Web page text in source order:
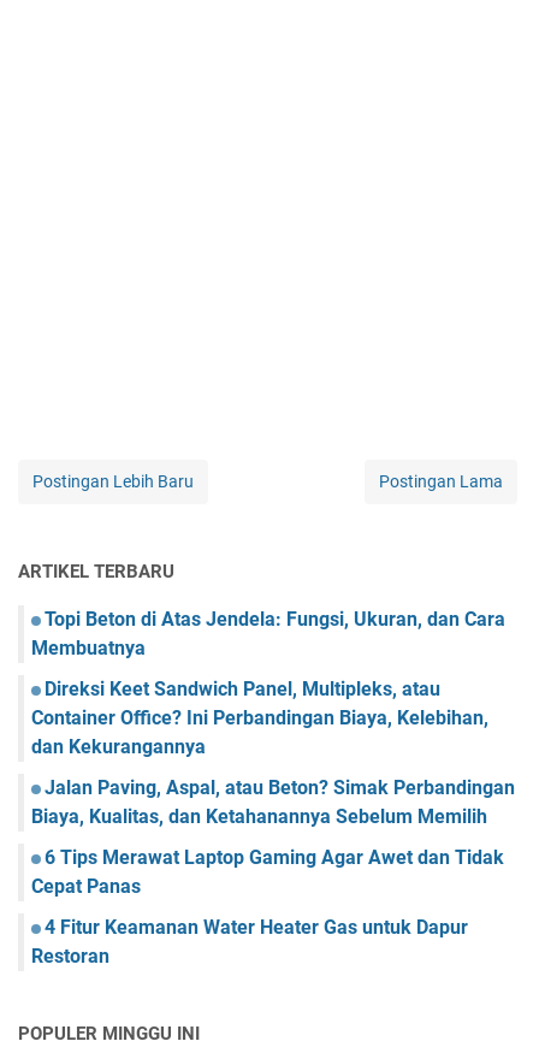
Postingan Lebih Baru Postingan Lama
ARTIKEL TERBARU
Topi Beton di Atas Jendela: Fungsi, Ukuran, dan Cara
Membuatnya
Direksi Keet Sandwich Panel, Multipleks, atau
Container Office? Ini Perbandingan Biaya, Kelebihan,
dan Kekurangannya
Jalan Paving, Aspal, atau Beton? Simak Perbandingan
Biaya, Kualitas, dan Ketahanannya Sebelum Memilih
6 Tips Merawat Laptop Gaming Agar Awet dan Tidak
Cepat Panas
4 Fitur Keamanan Water Heater Gas untuk Dapur
Restoran
POPULER MINGGU INI